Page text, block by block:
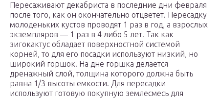
Пересаживают декабриста в последние дни февраля
после того, как он окончательно отцветет. Пересадку
молоденьких кустов проводят 1 раз в год, а взрослых
экземпляров ― 1 раз в 4 либо 5 лет. Так как
зигокактус обладает поверхностной системой
корней, то для его посадки используют низкий, но
широкий горшок. На дне горшка делается
дренажный слой, толщина которого должна быть
равна 1/3 высоты емкости. Для пересадки
используют готовую покупную землесмесь для